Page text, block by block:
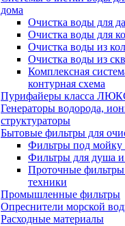
дома
Очистка воды для
Очистка воды для
Очистка воды из
Очистка воды из
Комплексная
контурная схема
Пурифайеры класса
Генераторы водорода,
структураторы
Бытовые фильтры для
Фильтры под мойку
Фильтры для душа
Проточные
техники
Промышленные фильтры
Опреснители морской
Расходные материалы